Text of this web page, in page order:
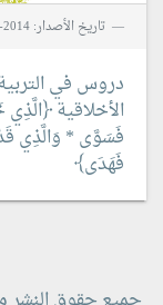
تاريخ الأصدار: 2014-01-01
دروس في
الأخلاقية﴿الَّذِي
فَسَوَّى * وَالَّذِي
فَهَدَى﴾